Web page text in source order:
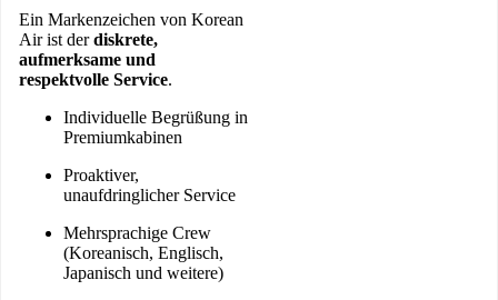
Ein Markenzeichen von Korean
Air ist derdiskrete,
aufmerksame und
respektvolle Service.
Individuelle Begrüßung in
Premiumkabinen
Proaktiver,
unaufdringlicher Service
Mehrsprachige Crew
(Koreanisch, Englisch,
Japanisch und weitere)